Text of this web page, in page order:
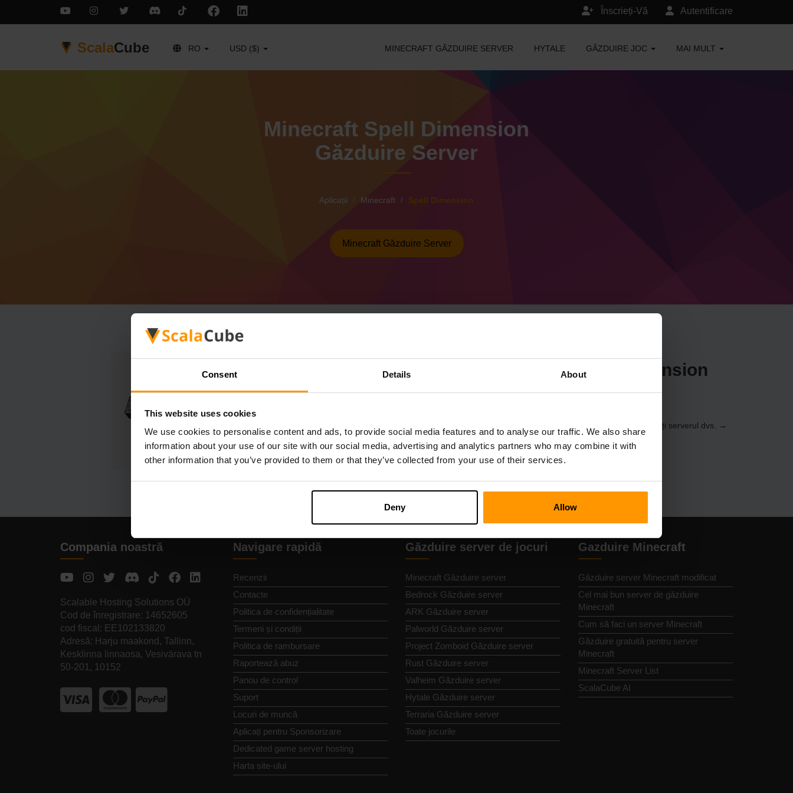
Consent Details About
This website uses cookies
We use cookies to personalise content and ads, to provide social media features and to analyse our traffic. We also share
information about your use of our site with our social media, advertising and analytics partners who may combine it with
other information that you’ve provided to them or that they’ve collected from your use of their services.
Deny Allow
Autentificare
Înscrieți-Vă
ScalaCube RO USD ($) MINECRAFT GĂZDUIRE SERVER HYTALE GĂZDUIRE JOC MAI MULT
Minecraft Spell Dimension
Găzduire Server
Aplicații Minecraft Spell Dimension
Minecraft Găzduire Server
Cum se creează Minecraft Spell Dimension
server
(Servere → Selectați serverul dvs. →
Servere de joc→ Adăugați server de joc → Spell Dimension)
Bucurați-vă de joc pe server!
Compania noastră
Scalable Hosting Solutions OÜ
Cod de înregistrare: 14652605
cod fiscal: EE102133820
Adresă: Harju maakond, Tallinn,
Kesklinna linnaosa, Vesivärava tn
50-201, 10152
Navigare rapidă
Recenzii
Contacte
Politica de confidențialitate
Termeni și condiții
Politica de rambursare
Raportează abuz
Panou de control
Suport
Locuri de muncă
Aplicați pentru Sponsorizare
Dedicated game server hosting
Harta site-ului
Găzduire server de jocuri
Minecraft Găzduire server
Bedrock Găzduire server
ARK Găzduire server
Palworld Găzduire server
Project Zomboid Găzduire server
Rust Găzduire server
Valheim Găzduire server
Hytale Găzduire server
Terraria Găzduire server
Toate jocurile
Gazduire Minecraft
Găzduire server Minecraft modificat
Cel mai bun server de găzduire
Minecraft
Cum să faci un server Minecraft
Găzduire gratuită pentru server
Minecraft
Minecraft Server List
ScalaCube AI